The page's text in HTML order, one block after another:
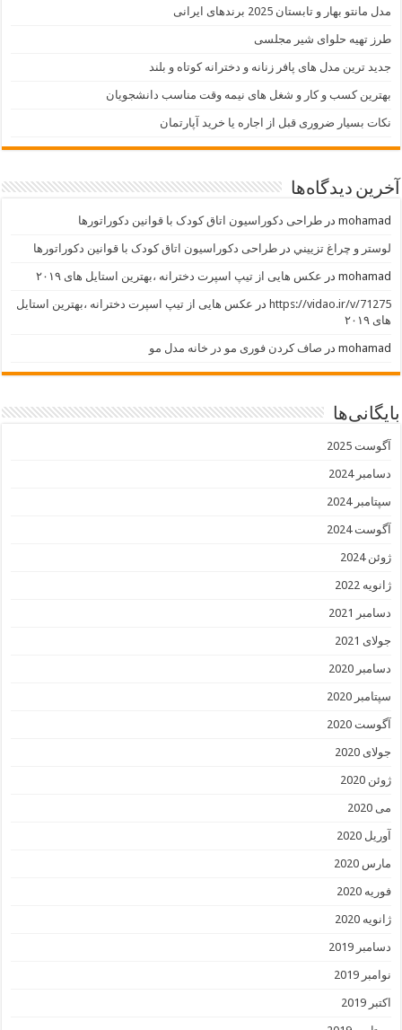
مدل مانتو بهار و تابستان 2025 برندهای ایرانی
طرز تهیه حلوای شیر مجلسی
جدید ترین مدل های پافر زنانه و دخترانه کوتاه و بلند
بهترین کسب و کار و شغل های نیمه وقت مناسب دانشجویان
نکات بسیار ضروری قبل از اجاره یا خرید آپارتمان
آخرین دیدگاه‌ها
mohamad درطراحی دکوراسیون اتاق کودک با قوانین دکوراتورها
لوستر و چراغ تزييني درطراحی دکوراسیون اتاق کودک با قوانین دکوراتورها
mohamad در عکس هایی از تیپ اسپرت دخترانه ،بهترین استایل های ۲۰۱۹
https://vidao.ir/v/71275 در عکس هایی از تیپ اسپرت دخترانه ،بهترین استایل
های ۲۰۱۹
mohamad در صاف کردن فوری مو در خانه مدل مو
بایگانی‌ها
آگوست 2025
دسامبر 2024
سپتامبر 2024
آگوست 2024
ژوئن 2024
ژانویه 2022
دسامبر 2021
جولای 2021
دسامبر 2020
سپتامبر 2020
آگوست 2020
جولای 2020
ژوئن 2020
می 2020
آوریل 2020
مارس 2020
فوریه 2020
ژانویه 2020
دسامبر 2019
نوامبر 2019
اکتبر 2019